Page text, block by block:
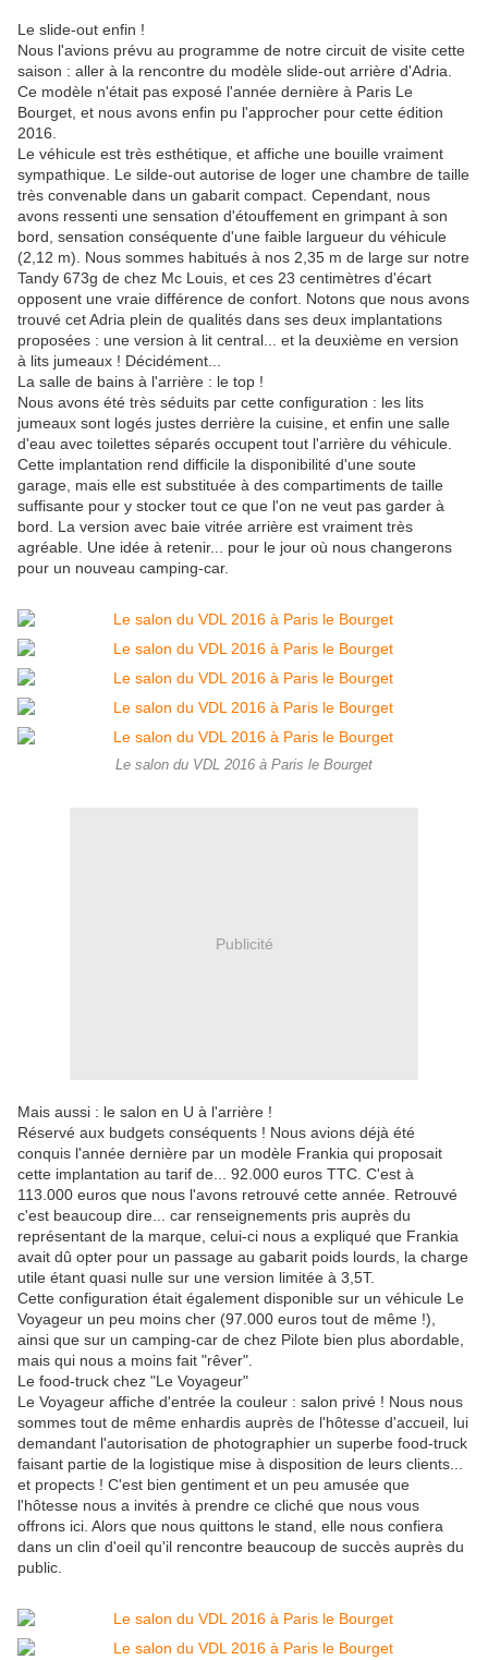
Le slide-out enfin !
Nous l'avions prévu au programme de notre circuit de visite cette
saison : aller à la rencontre du modèle slide-out arrière d'Adria.
Ce modèle n'était pas exposé l'année dernière à Paris Le
Bourget, et nous avons enfin pu l'approcher pour cette édition
2016.
Le véhicule est très esthétique, et affiche une bouille vraiment
sympathique. Le silde-out autorise de loger une chambre de taille
très convenable dans un gabarit compact. Cependant, nous
avons ressenti une sensation d'étouffement en grimpant à son
bord, sensation conséquente d'une faible largueur du véhicule
(2,12 m). Nous sommes habitués à nos 2,35 m de large sur notre
Tandy 673g de chez Mc Louis, et ces 23 centimètres d'écart
opposent une vraie différence de confort. Notons que nous avons
trouvé cet Adria plein de qualités dans ses deux implantations
proposées : une version à lit central... et la deuxième en version
à lits jumeaux ! Décidément...
La salle de bains à l'arrière : le top !
Nous avons été très séduits par cette configuration : les lits
jumeaux sont logés justes derrière la cuisine, et enfin une salle
d'eau avec toilettes séparés occupent tout l'arrière du véhicule.
Cette implantation rend difficile la disponibilité d'une soute
garage, mais elle est substituée à des compartiments de taille
suffisante pour y stocker tout ce que l'on ne veut pas garder à
bord. La version avec baie vitrée arrière est vraiment très
agréable. Une idée à retenir... pour le jour où nous changerons
pour un nouveau camping-car.
Le salon du VDL 2016 à Paris le Bourget
Publicité
Mais aussi : le salon en U à l'arrière !
Réservé aux budgets conséquents ! Nous avions déjà été
conquis l'année dernière par un modèle Frankia qui proposait
cette implantation au tarif de... 92.000 euros TTC. C'est à
113.000 euros que nous l'avons retrouvé cette année. Retrouvé
c'est beaucoup dire... car renseignements pris auprès du
représentant de la marque, celui-ci nous a expliqué que Frankia
avait dû opter pour un passage au gabarit poids lourds, la charge
utile étant quasi nulle sur une version limitée à 3,5T.
Cette configuration était également disponible sur un véhicule Le
Voyageur un peu moins cher (97.000 euros tout de même !),
ainsi que sur un camping-car de chez Pilote bien plus abordable,
mais qui nous a moins fait "rêver".
Le food-truck chez "Le Voyageur"
Le Voyageur affiche d'entrée la couleur : salon privé ! Nous nous
sommes tout de même enhardis auprès de l'hôtesse d'accueil, lui
demandant l'autorisation de photographier un superbe food-truck
faisant partie de la logistique mise à disposition de leurs clients...
et propects ! C'est bien gentiment et un peu amusée que
l'hôtesse nous a invités à prendre ce cliché que nous vous
offrons ici. Alors que nous quittons le stand, elle nous confiera
dans un clin d'oeil qu'il rencontre beaucoup de succès auprès du
public.